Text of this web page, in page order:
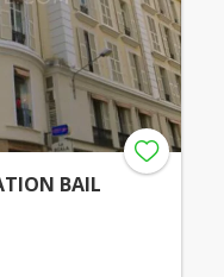
BAIL